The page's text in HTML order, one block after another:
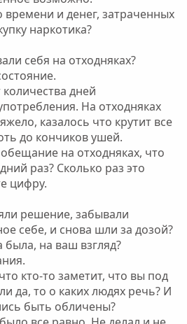
и денег, затраченных
наркотика?
себя на отходняках?
дней
На отходняках
казалось что крутит все
до кончиков ушей.
на отходняках, что
раз? Сколько раз это
цифру.
решение, забывали
себе, и снова шли за дозой?
на ваш взгляд?
кто-то заметит, что вы под
да, то о каких людях речь? И
быть обличены?